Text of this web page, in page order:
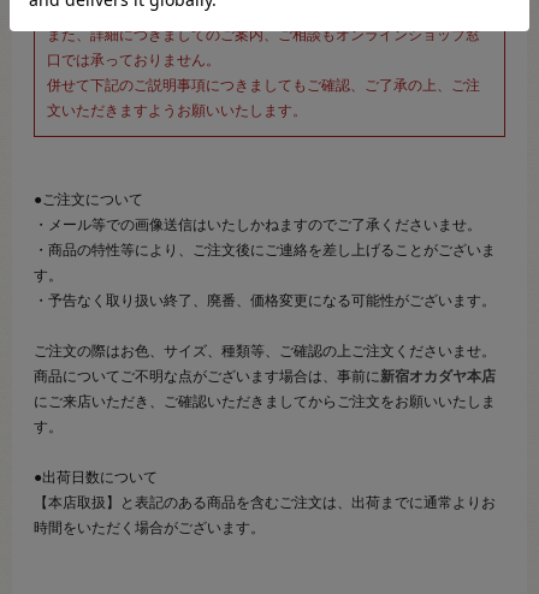
そのため、商品画像および詳細は記載しておりません。
また、詳細につきましてのご案内、ご相談もオンラインショップ窓
口では承っておりません。
併せて下記のご説明事項につきましてもご確認、ご了承の上、ご注
文いただきますようお願いいたします。
●ご注文について
・メール等での画像送信はいたしかねますのでご了承くださいませ。
・商品の特性等により、ご注文後にご連絡を差し上げることがございま
す。
・予告なく取り扱い終了、廃番、価格変更になる可能性がございます。
ご注文の際はお色、サイズ、種類等、ご確認の上ご注文くださいませ。
商品についてご不明な点がございます場合は、事前に新宿オカダヤ本店
にご来店いただき、ご確認いただきましてからご注文をお願いいたしま
す。
●出荷日数について
【本店取扱】と表記のある商品を含むご注文は、出荷までに通常よりお
時間をいただく場合がございます。